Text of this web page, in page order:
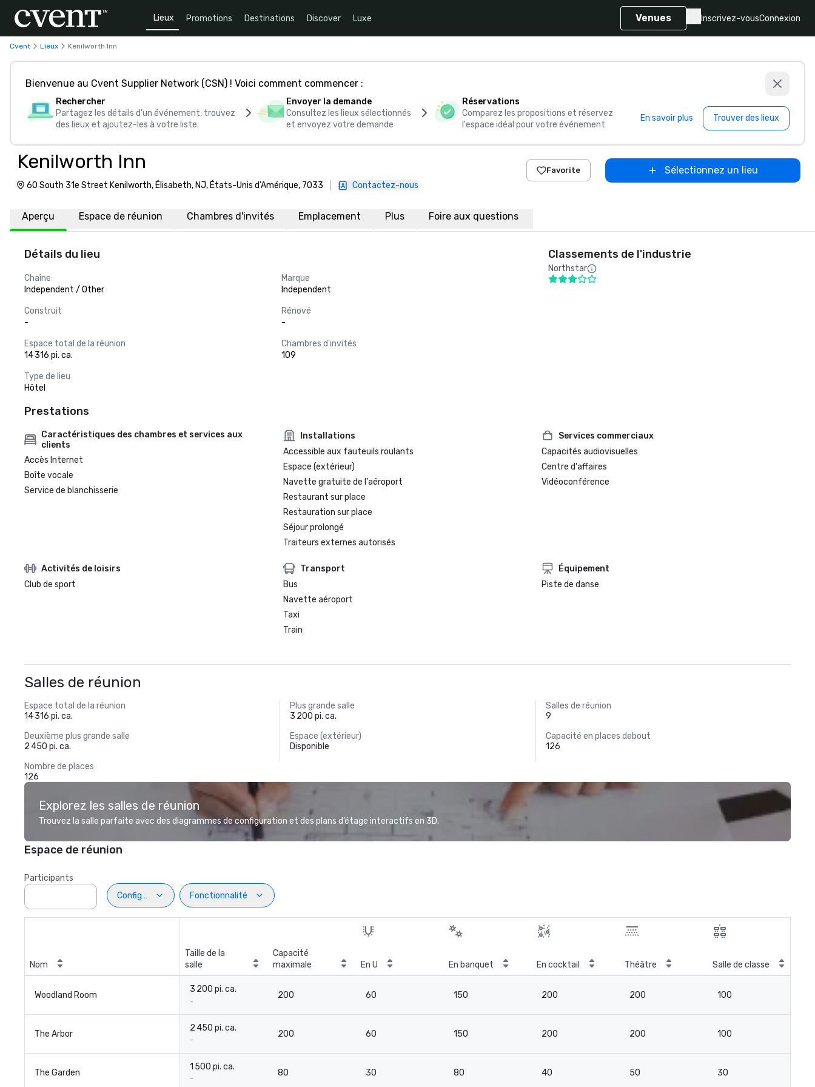
Lieux Promotions Destinations Discover Luxe Venues Inscrivez-vousConnexion
Cvent Lieux Kenilworth Inn
Bienvenue au Cvent Supplier Network (CSN) ! Voici comment commencer :
Rechercher
Partagez les détails d'un événement, trouvez
des lieux et ajoutez-les à votre liste.
Envoyer la demande
Consultez les lieux sélectionnés
et envoyez votre demande
Réservations
Comparez les propositions et réservez
l'espace idéal pour votre événement
En savoir plus Trouver des lieux
Kenilworth Inn
60 South 31e Street Kenilworth, Élisabeth, NJ, États-Unis d'Amérique, 7033 Contactez-nous
Favorite Sélectionnez un lieu
Aperçu Espace de réunion Chambres d'invités Emplacement Plus Foire aux questions
Détails du lieu
Chaîne
Independent / Other
Marque
Independent
Construit
-
Rénové
-
Espace total de la réunion
14 316 pi. ca.
Chambres d'invités
109
Type de lieu
Hôtel
Classements de l'industrie
Northstar
Prestations
Caractéristiques des chambres et services aux
clients
Accès Internet
Boîte vocale
Service de blanchisserie
Installations
Accessible aux fauteuils roulants
Espace (extérieur)
Navette gratuite de l'aéroport
Restaurant sur place
Restauration sur place
Séjour prolongé
Traiteurs externes autorisés
Services commerciaux
Capacités audiovisuelles
Centre d'affaires
Vidéoconférence
Activités de loisirs
Club de sport
Transport
Bus
Navette aéroport
Taxi
Train
Équipement
Piste de danse
Salles de réunion
Espace total de la réunion
14 316 pi. ca.
Plus grande salle
3 200 pi. ca.
Salles de réunion
9
Deuxième plus grande salle
2 450 pi. ca.
Espace (extérieur)
Disponible
Capacité en places debout
126
Nombre de places
126
Explorez les salles de réunion
Trouvez la salle parfaite avec des diagrammes de configuration et des plans d’étage interactifs en 3D.
Espace de réunion
Participants
Configuration
Fonctionnalité
Nom
Taille de la
salle
Capacité
maximale
En U En banquet En cocktail Théâtre Salle de classe
Woodland Room
3 200 pi. ca.
-
200 60 150 200 200 100
The Arbor
2 450 pi. ca.
-
200 60 150 200 200 100
The Garden
1 500 pi. ca.
-
80 30 80 40 50 30